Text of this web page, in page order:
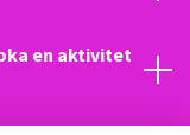
en aktivitet